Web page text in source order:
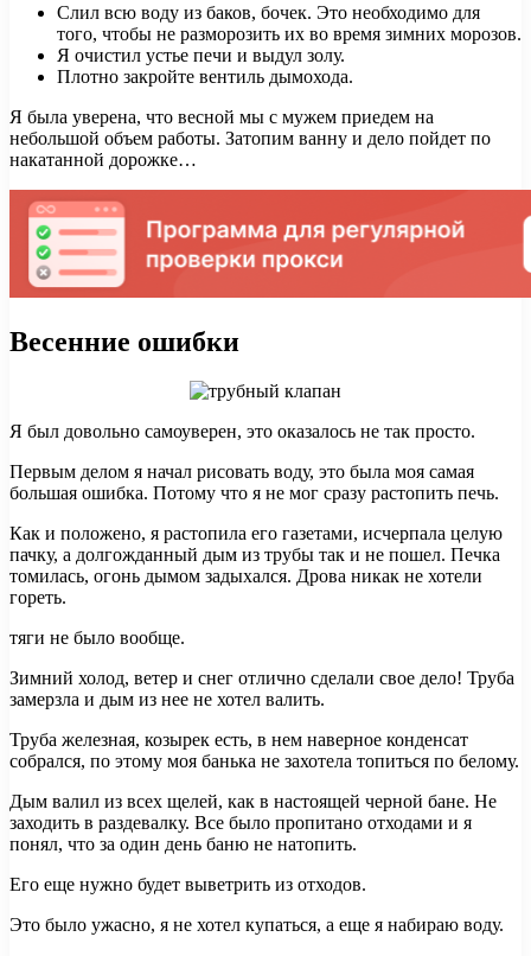
Слил всю воду из баков, бочек. Это необходимо для
того, чтобы не разморозить их во время зимних морозов.
Я очистил устье печи и выдул золу.
Плотно закройте вентиль дымохода.
Я была уверена, что весной мы с мужем приедем на
небольшой объем работы. Затопим ванну и дело пойдет по
накатанной дорожке…
Весенние ошибки
Я был довольно самоуверен, это оказалось не так просто.
Первым делом я начал рисовать воду, это была моя самая
большая ошибка. Потому что я не мог сразу растопить печь.
Как и положено, я растопила его газетами, исчерпала целую
пачку, а долгожданный дым из трубы так и не пошел. Печка
томилась, огонь дымом задыхался. Дрова никак не хотели
гореть.
тяги не было вообще.
Зимний холод, ветер и снег отлично сделали свое дело! Труба
замерзла и дым из нее не хотел валить.
Труба железная, козырек есть, в нем наверное конденсат
собрался, по этому моя банька не захотела топиться по белому.
Дым валил из всех щелей, как в настоящей черной бане. Не
заходить в раздевалку. Все было пропитано отходами и я
понял, что за один день баню не натопить.
Его еще нужно будет выветрить из отходов.
Это было ужасно, я не хотел купаться, а еще я набираю воду.